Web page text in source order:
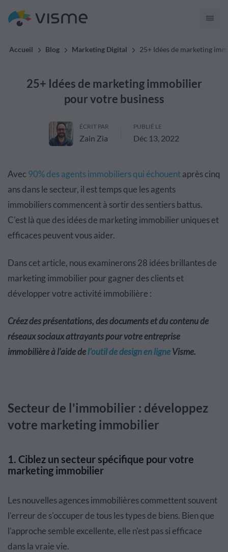
Accueil Blog Marketing Digital 25+ Idées de marketing
25+ Idées de marketing immobilier
pour votre business
ÉCRIT PAR
Zain Zia
PUBLIÉ LE
Déc 13, 2022
Avec90% des agents immobiliers qui échouentaprès cinq
ans dans le secteur, il est temps que les agents
immobiliers commencent à sortir des sentiers battus.
C'est là que des idées de marketing immobilier uniques et
efficaces peuvent vous aider.
Dans cet article, nous examinerons 28 idées brillantes de
marketing immobilier pour gagner des clients et
développer votre activité immobilière :
Créez des présentations, des documents et du contenu de
réseaux sociaux attrayants pour votre entreprise
immobilière à l'aide del'outil de design en ligneVisme.
Secteur de l'immobilier : développez
votre marketing immobilier
1. Ciblez un secteur spécifique pour votre
marketing immobilier
Les nouvelles agences immobilières commettent souvent
l'erreur de s'occuper de tous les types de biens. Bien que
l'approche semble excellente, elle n'est pas si efficace
dans la vraie vie.